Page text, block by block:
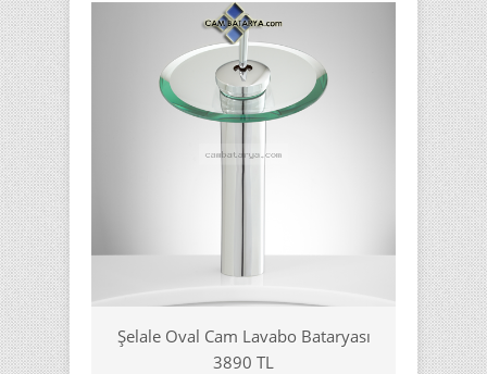
Şelale Oval Cam Lavabo Bataryası
3890 TL